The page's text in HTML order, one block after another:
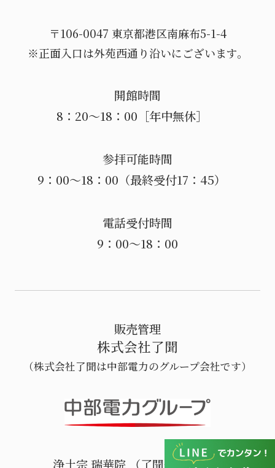
〒106-0047 東京都港区南麻布5-1-4
※正面入口は外苑西通り沿いにございます。
開館時間
8：20～18：00［年中無休］
参拝可能時間
9：00～18：00（最終受付17：45）
電話受付時間
9：00～18：00
販売管理
株式会社了聞
（株式会社了聞は中部電力のグループ会社です）
浄土宗 瑞華院 （了聞運営寺院）